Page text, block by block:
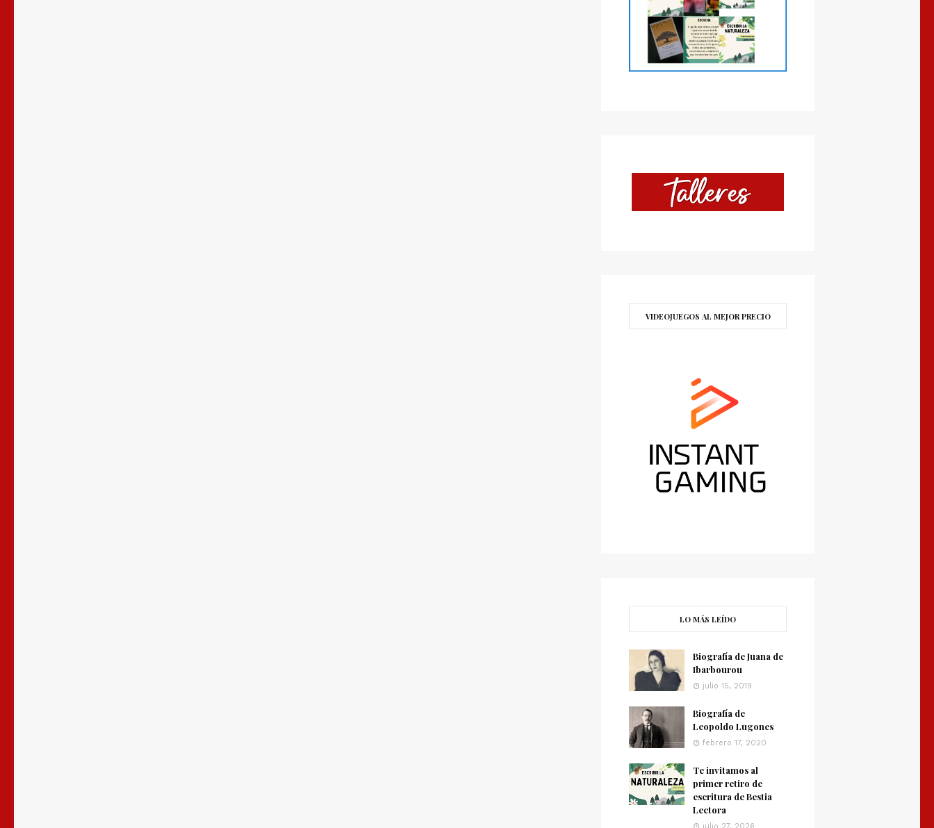
VIDEOJUEGOS AL MEJOR PRECIO
LO MÁS LEÍDO
Biografía de Juana de
Ibarbourou
julio 15, 2019
Biografía de
Leopoldo Lugones
febrero 17, 2020
Te invitamos al
primer retiro de
escritura de Bestia
Lectora
julio 27, 2026